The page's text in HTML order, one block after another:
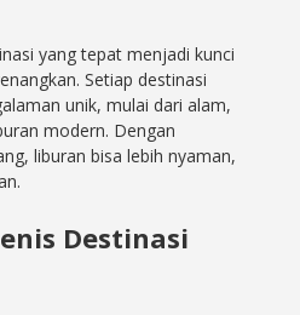
yang tepat menjadi kunci
Setiap destinasi
unik, mulai dari alam,
modern. Dengan
liburan bisa lebih nyaman,
Destinasi